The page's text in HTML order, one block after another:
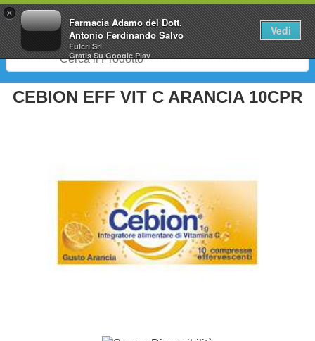
×
Farmacia Adamo del Dott.
Antonio Ferdinando Salvo
Fulcri Srl
GratisSu Google Play
Vedi
0
CEBION EFF VIT C ARANCIA 10CPR